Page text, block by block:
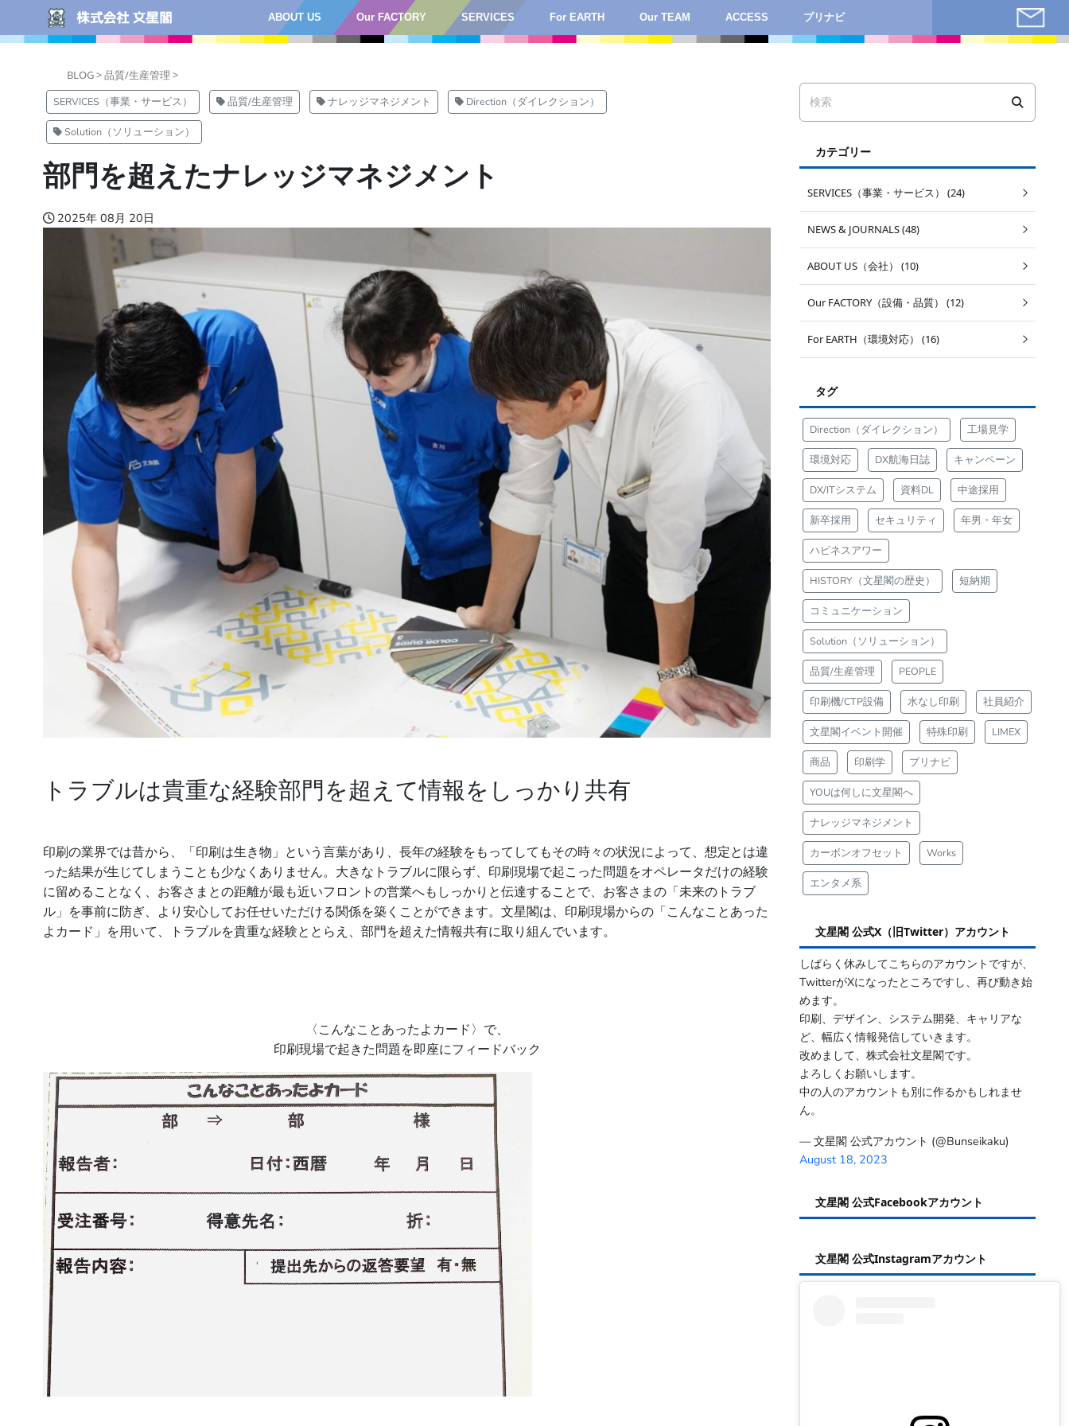
ABOUT US Our FACTORY SERVICES For EARTH Our TEAM ACCESS プリナビ
BLOG >品質/生産管理 >
SERVICES（事業・サービス） 品質/生産管理 ナレッジマネジメント Direction（ダイレクション）
Solution（ソリューション）
部門を超えたナレッジマネジメント
2025年 08月 20日
トラブルは貴重な経験部門を超えて情報をしっかり共有
印刷の業界では昔から、「印刷は生き物」という言葉があり、長年の経験をもってしてもその時々の状況によって、想定とは違
った結果が生じてしまうことも少なくありません。大きなトラブルに限らず、印刷現場で起こった問題をオペレータだけの経験
に留めることなく、お客さまとの距離が最も近いフロントの営業へもしっかりと伝達することで、お客さまの「未来のトラブ
ル」を事前に防ぎ、より安心してお任せいただける関係を築くことができます。文星閣は、印刷現場からの「こんなことあった
よカード」を用いて、トラブルを貴重な経験ととらえ、部門を超えた情報共有に取り組んでいます。
〈こんなことあったよカード〉で、
印刷現場で起きた問題を即座にフィードバック
カテゴリー
SERVICES（事業・サービス） (24)
NEWS & JOURNALS (48)
ABOUT US（会社） (10)
Our FACTORY（設備・品質） (12)
For EARTH（環境対応） (16)
タグ
Direction（ダイレクション） 工場見学
環境対応 DX航海日誌 キャンペーン
DX/ITシステム 資料DL 中途採用
新卒採用 セキュリティ 年男・年女
ハピネスアワー
HISTORY（文星閣の歴史） 短納期
コミュニケーション
Solution（ソリューション）
品質/生産管理 PEOPLE
印刷機/CTP設備 水なし印刷 社員紹介
文星閣イベント開催 特殊印刷 LIMEX
商品 印刷学 プリナビ
YOUは何しに文星閣へ
ナレッジマネジメント
カーボンオフセット Works
エンタメ系
文星閣 公式X（旧Twitter）アカウント
しばらく休みしてこちらのアカウントですが、
TwitterがXになったところですし、再び動き始
めます。
印刷、デザイン、システム開発、キャリアな
ど、幅広く情報発信していきます。
改めまして、株式会社文星閣です。
よろしくお願いします。
中の人のアカウントも別に作るかもしれませ
ん。
— 文星閣 公式アカウント (@Bunseikaku)
August 18, 2023
文星閣 公式Facebookアカウント
文星閣 公式Instagramアカウント